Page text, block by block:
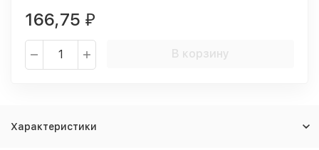
166,75 ₽
В корзину
Характеристики